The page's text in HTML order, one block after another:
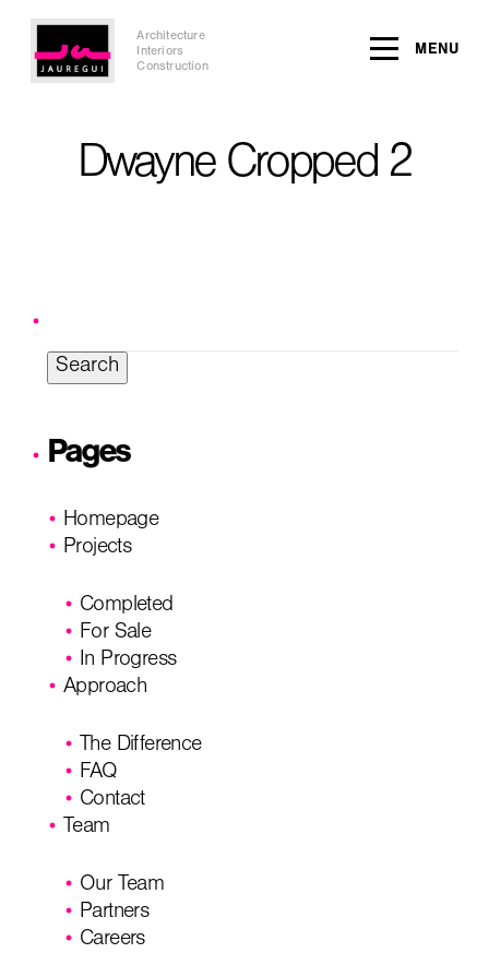
Architecture
Interiors
Construction
MENU
Dwayne Cropped 2
Pages
Homepage
Projects
Completed
For Sale
In Progress
Approach
The Difference
FAQ
Contact
Team
Our Team
Partners
Careers